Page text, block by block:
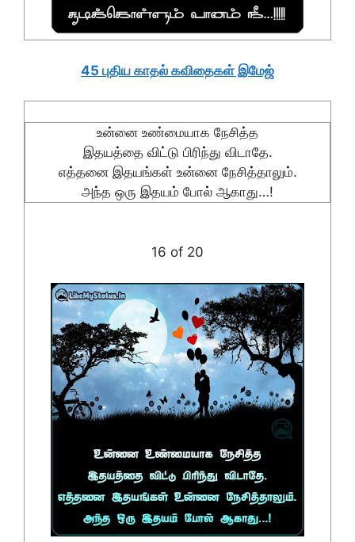
45 புதிய காதல் கவிதைகள் இமேஜ்
உன்னை உண்மையாக நேசித்த
இதயத்தை விட்டு பிரிந்து விடாதே.
எத்தனை இதயங்கள் உன்னை நேசித்தாலும்.
அந்த ஒரு இதயம் போல் ஆகாது…!
16 of 20